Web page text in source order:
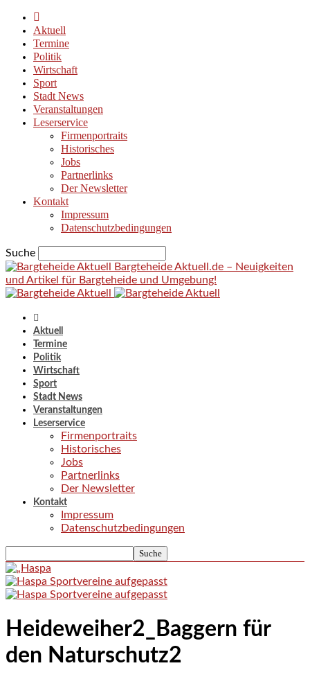
Aktuell
Termine
Politik
Wirtschaft
Sport
Stadt News
Veranstaltungen
Leserservice
Firmenportraits
Historisches
Jobs
Partnerlinks
Der Newsletter
Kontakt
Impressum
Datenschutzbedingungen
Suche
Bargteheide Aktuell.de – Neuigkeiten
und Artikel für Bargteheide und Umgebung!
Aktuell
Termine
Politik
Wirtschaft
Sport
Stadt News
Veranstaltungen
Leserservice
Firmenportraits
Historisches
Jobs
Partnerlinks
Der Newsletter
Kontakt
Impressum
Datenschutzbedingungen
Heideweiher2_Baggern für
den Naturschutz2